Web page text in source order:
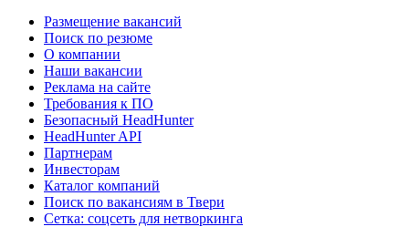
Размещение вакансий
Поиск по резюме
О компании
Наши вакансии
Реклама на сайте
Требования к ПО
Безопасный HeadHunter
HeadHunter API
Партнерам
Инвесторам
Каталог компаний
Поиск по вакансиям в Твери
Сетка: соцсеть для нетворкинга